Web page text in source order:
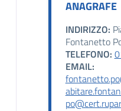
ANAGRAFE
INDIRIZZO:
Fontanetto
TELEFONO:
EMAIL: